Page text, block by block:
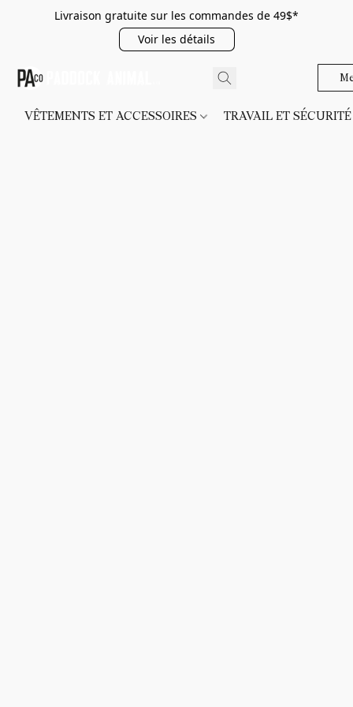
Livraison gratuite sur les commandes de 49$*
Voir les détails
VÊTEMENTS ET ACCESSOIRES TRAVAIL ET